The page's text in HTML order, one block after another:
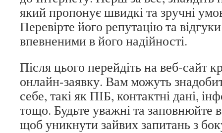
який пропонує швидкі та зручні
Перевірте його репутацію та
впевненими в його надійності.
Після цього перейдіть на веб-сайт
онлайн-заявку. Вам можуть
себе, такі як ПІБ, контактні дані,
тощо. Будьте уважні та заповнюйте
щоб уникнути зайвих запитань з